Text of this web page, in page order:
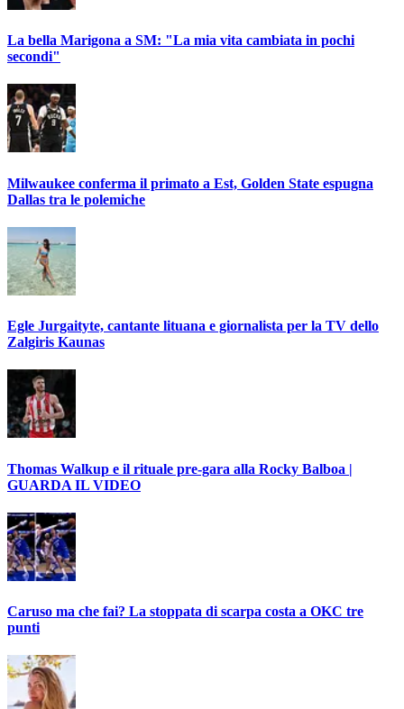
La bella Marigona a SM: "La mia vita cambiata in pochi
secondi"
Milwaukee conferma il primato a Est, Golden State espugna
Dallas tra le polemiche
Egle Jurgaityte, cantante lituana e giornalista per la TV dello
Zalgiris Kaunas
Thomas Walkup e il rituale pre-gara alla Rocky Balboa |
GUARDA IL VIDEO
Caruso ma che fai? La stoppata di scarpa costa a OKC tre
punti